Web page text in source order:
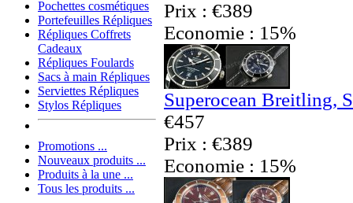
Pochettes cosmétiques
Portefeuilles Répliques
Répliques Coffrets
Cadeaux
Répliques Foulards
Sacs à main Répliques
Serviettes Répliques
Stylos Répliques
Promotions ...
Nouveaux produits ...
Produits à la une ...
Tous les produits ...
Prix : €389
Economie : 15%
Superocean Breitling,
€457
Prix : €389
Economie : 15%